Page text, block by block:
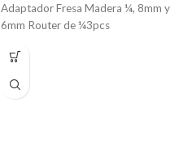
Adaptador Fresa Madera ¼, 8mm y
6mm Router de ¼3pcs